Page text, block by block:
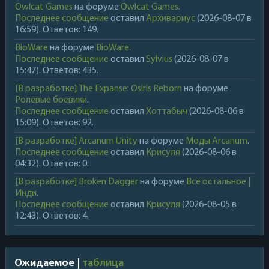
Owlcat Games на форуме Owlcat Games.
Последнее сообщение оставил Архивариус(2026-08-07 в
16:59). Ответов: 149.
BioWare на форуме BioWare.
Последнее сообщение оставил Sylvius (2026-08-07 в
15:47). Ответов: 435.
[В разработке] The Expanse: Osiris Reborn на форуме
Ролевые боевики.
Последнее сообщение оставил Хоттабыч (2026-08-06 в
15:09). Ответов: 92.
[В разработке] Arcanum Unity на форуме Моды Arcanum.
Последнее сообщение оставил Крисуля (2026-08-06 в
04:32). Ответов: 0.
[В разработке] Broken Daggerна форуме Всё остальное |
Инди.
Последнее сообщение оставил Крисуля (2026-08-05 в
12:43). Ответов: 4.
Ожидаемое | таблица